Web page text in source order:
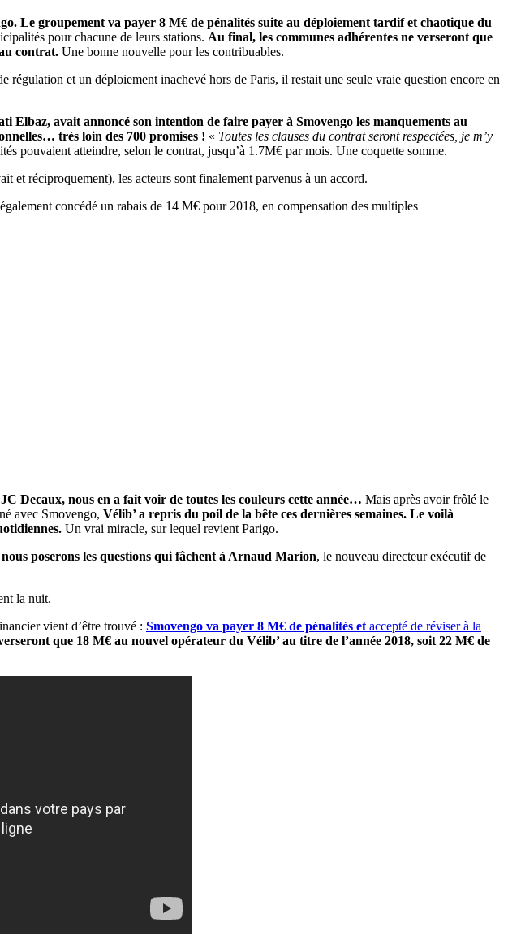
Le groupement va payer 8 M€ de pénalités suite au déploiement tardif et chaotique du
pour chacune de leurs stations. Au final, les communes adhérentes ne verseront que
contrat. Une bonne nouvelle pour les contribuables.
régulation et un déploiement inachevé hors de Paris, il restait une seule vraie question encore en
Elbaz, avait annoncé son intention de faire payer à Smovengo les manquements au
très loin des 700 promises ! « Toutes les clauses du contrat seront respectées, je m’y
pouvaient atteindre, selon le contrat, jusqu’à 1.7M€ par mois. Une coquette somme.
et réciproquement), les acteurs sont finalement parvenus à un accord.
concédé un rabais de 14 M€ pour 2018, en compensation des multiples
Decaux, nous en a fait voir de toutes les couleurs cette année… Mais après avoir frôlé le
avec Smovengo, Vélib’ a repris du poil de la bête ces dernières semaines. Le voilà
Un vrai miracle, sur lequel revient Parigo.
nous poserons les questions qui fâchent à Arnaud Marion, le nouveau directeur exécutif de
la nuit.
vient d’être trouvé : Smovengo va payer 8 M€ de pénalités et accepté de réviser à la
que 18 M€ au nouvel opérateur du Vélib’ au titre de l’année 2018, soit 22 M€ de